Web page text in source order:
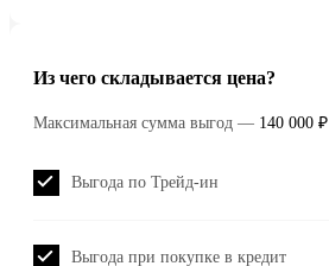
Из чего складывается цена?
Максимальная сумма выгод — 140 000 ₽
Выгода по Трейд-ин
Выгода при покупке в кредит